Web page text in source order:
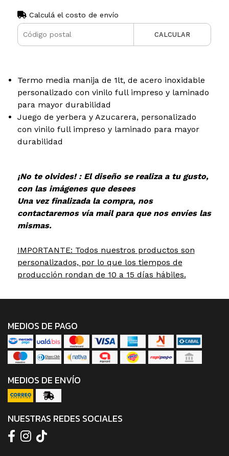
Calculá el costo de envío
CALCULAR
Termo media manija de 1lt, de acero inoxidable
personalizado con vinilo full impreso y laminado
para mayor durabilidad
Juego de yerbera y Azucarera, personalizado
con vinilo full impreso y laminado para mayor
durabilidad
¡No te olvides! : El diseño se realiza a tu gusto,
con las imágenes que desees
Una vez finalizada la compra, nos
contactaremos vía mail para que nos envíes las
mismas.
IMPORTANTE: Todos nuestros productos son
personalizados, por lo que los tiempos de
producción rondan de 10 a 15 días hábiles.
MEDIOS DE PAGO
MEDIOS DE ENVÍO
NUESTRAS REDES SOCIALES